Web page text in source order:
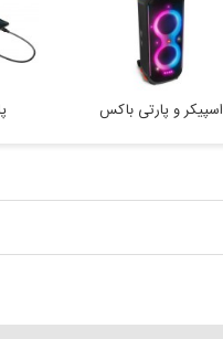
اسپیکر و پارتی باکس